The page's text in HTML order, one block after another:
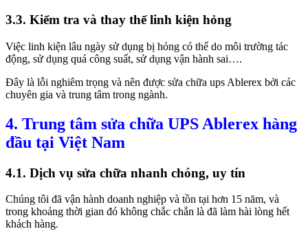
3.3. Kiểm tra và thay thế linh kiện hỏng
Việc linh kiện lâu ngày sử dụng bị hỏng có thể do môi trường tác
động, sử dụng quá công suất, sử dụng vận hành sai….
Đây là lỗi nghiêm trọng và nên được sửa chữa ups Ablerex bởi các
chuyên gia và trung tâm trong ngành.
4. Trung tâm sửa chữa UPS Ablerex hàng
đầu tại Việt Nam
4.1. Dịch vụ sửa chữa nhanh chóng, uy tín
Chúng tôi đã vận hành doanh nghiệp và tồn tại hơn 15 năm, và
trong khoảng thời gian đó không chắc chắn là đã làm hài lòng hết
khách hàng.